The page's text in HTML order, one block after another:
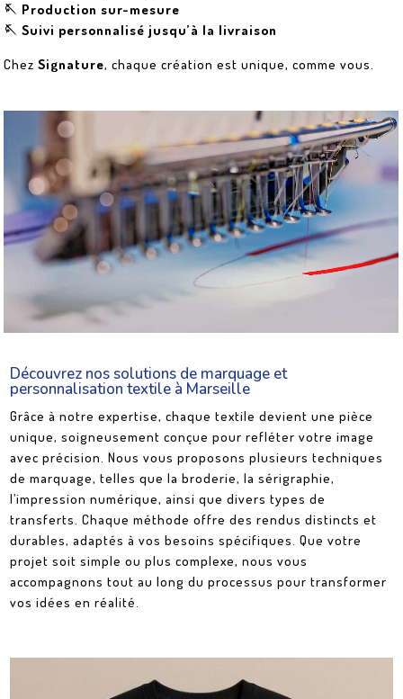
🪡 Production sur-mesure
🪡 Suivi personnalisé jusqu’à la livraison
ChezSignature, chaque création est unique, comme vous.
Découvrez nos solutions de marquage et
personnalisation textile à Marseille
Grâce à notre expertise, chaque textile devient une pièce
unique, soigneusement conçue pour refléter votre image
avec précision. Nous vous proposons plusieurs techniques
de marquage, telles que la broderie, la sérigraphie,
l’impression numérique, ainsi que divers types de
transferts. Chaque méthode offre des rendus distincts et
durables, adaptés à vos besoins spécifiques. Que votre
projet soit simple ou plus complexe, nous vous
accompagnons tout au long du processus pour transformer
vos idées en réalité.